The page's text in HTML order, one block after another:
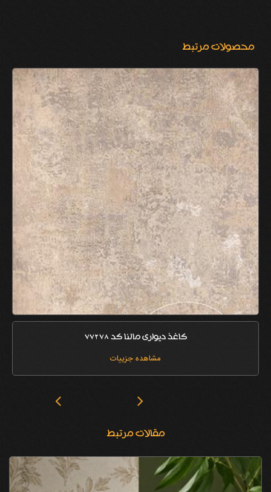
محصولات مرتبط
کاغذ دیواری مالنا کد 77278
مشاهده جزییات
مقالات مرتبط